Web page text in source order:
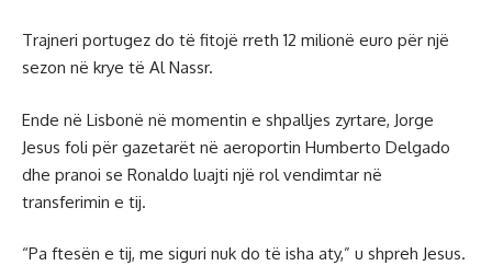
Trajneri portugez do të fitojë rreth 12 milionë euro për një
sezon në krye të Al Nassr.
Ende në Lisbonë në momentin e shpalljes zyrtare, Jorge
Jesus foli për gazetarët në aeroportin Humberto Delgado
dhe pranoi se Ronaldo luajti një rol vendimtar në
transferimin e tij.
“Pa ftesën e tij, me siguri nuk do të isha aty,” u shpreh Jesus.